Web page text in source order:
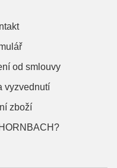
od smlouvy
vyzvednutí
zboží